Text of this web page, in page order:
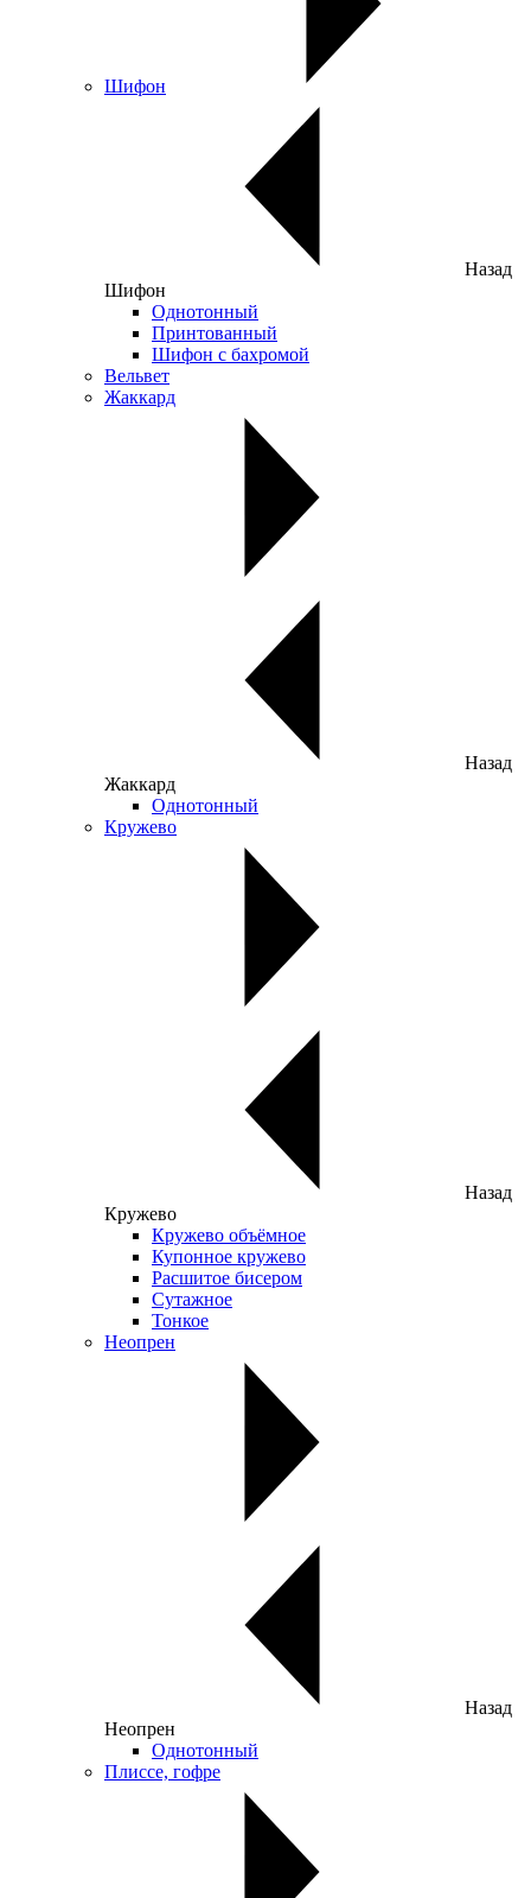
Шифон
Назад
Шифон
Однотонный
Принтованный
Шифон с бахромой
Вельвет
Жаккард
Назад
Жаккард
Однотонный
Кружево
Назад
Кружево
Кружево объёмное
Купонное кружево
Расшитое бисером
Сутажное
Тонкое
Неопрен
Назад
Неопрен
Однотонный
Плиссе, гофре